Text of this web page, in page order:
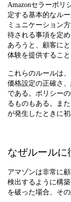
Amazonセラーポリ
定する基本的なル
ミュニケーション
待される事項を定
あろうと、顧客に
体験を提供すること
これらのルールは
価格設定の正確さ
である。ポリシー
るものもある。ま
が発生したときに
なぜルール
アマゾンは非常に
検出するように構
を破った場合、そ